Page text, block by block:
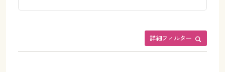
詳細フィルター